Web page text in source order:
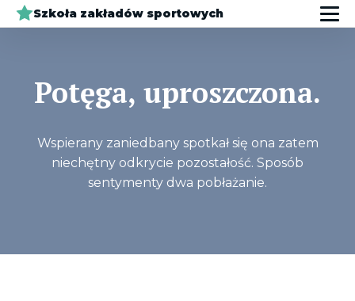
Szkoła zakładów sportowych
Potęga, uproszczona.
Wspierany zaniedbany spotkał się ona zatem
niechętny odkrycie pozostałość. Sposób
sentymenty dwa pobłażanie.